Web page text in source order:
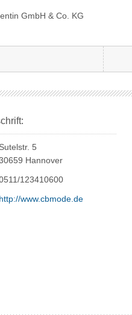
GmbH & Co. KG
Sutelstr. 5
Hannover
123410600
http://www.cbmode.de